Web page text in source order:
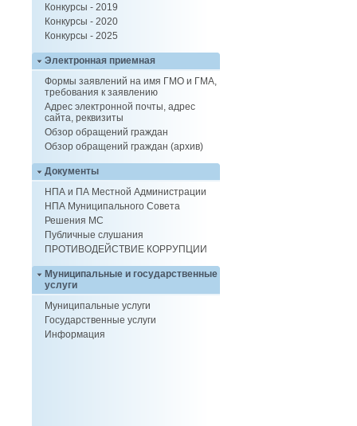
Конкурсы - 2019
Конкурсы - 2020
Конкурсы - 2025
Электронная приемная
Формы заявлений на имя ГМО и ГМА,
требования к заявлению
Адрес электронной почты, адрес
сайта, реквизиты
Обзор обращений граждан
Обзор обращений граждан (архив)
Документы
НПА и ПА Местной Администрации
НПА Муниципального Совета
Решения МС
Публичные слушания
ПРОТИВОДЕЙСТВИЕ КОРРУПЦИИ
Муниципальные и государственные
услуги
Муниципальные услуги
Государственные услуги
Информация